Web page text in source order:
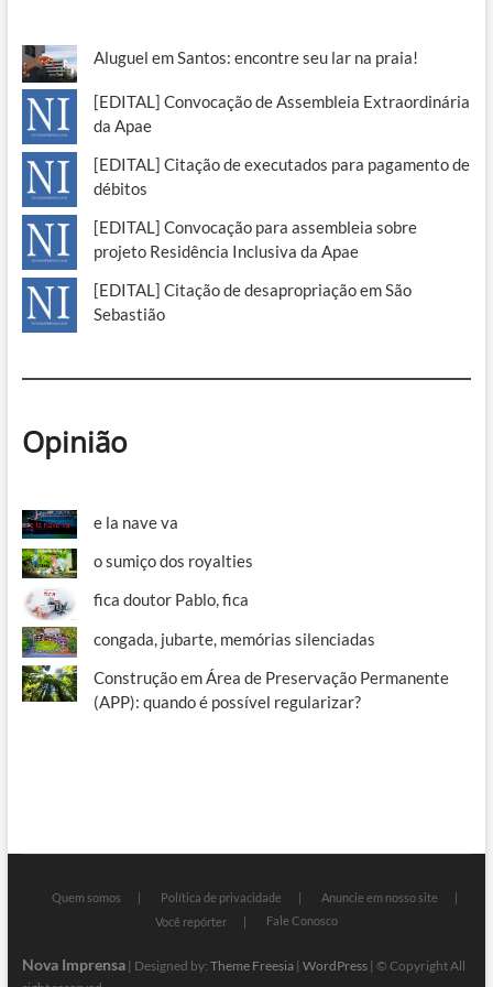
Aluguel em Santos: encontre seu lar na praia!
[EDITAL] Convocação de Assembleia Extraordinária
da Apae
[EDITAL] Citação de executados para pagamento de
débitos
[EDITAL] Convocação para assembleia sobre
projeto Residência Inclusiva da Apae
[EDITAL] Citação de desapropriação em São
Sebastião
Opinião
e la nave va
o sumiço dos royalties
fica doutor Pablo, fica
congada, jubarte, memórias silenciadas
Construção em Área de Preservação Permanente
(APP): quando é possível regularizar?
Quem somos Política de privacidade
Anuncie em nosso site
Você repórter
Fale Conosco
Nova Imprensa| Designed by: Theme Freesia| WordPress| © Copyright All